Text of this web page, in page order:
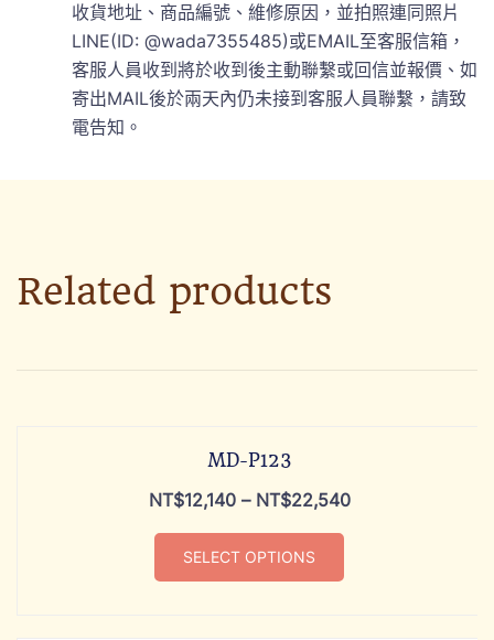
收貨地址、商品編號、維修原因，並拍照連同照片
LINE(ID: @wada7355485)或EMAIL至客服信箱，
客服人員收到將於收到後主動聯繫或回信並報價、如
寄出MAIL後於兩天內仍未接到客服人員聯繫，請致
電告知。
Related products
MD-P123
NT$12,140– NT$22,540
SELECT OPTIONS